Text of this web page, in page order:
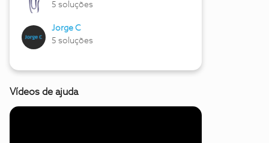
5 soluções
Jorge C
5 soluções
Vídeos de ajuda